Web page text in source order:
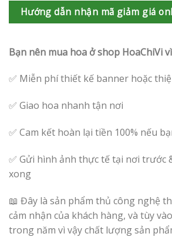
Hướng dẫn nhận mã giảm giá
Bạn nên mua hoa ở shop HoaChiVi
✅ Miễn phí thiết kế banner hoặc
✅ Giao hoa nhanh tận nơi
✅ Cam kết hoàn lại tiền 100% nếu
✅ Gửi hình ảnh thực tế tại nơi trước
xong
📖 Đây là sản phẩm thủ công nghệ
cảm nhận của khách hàng, và tùy
trong năm vì vậy chất lượng sản